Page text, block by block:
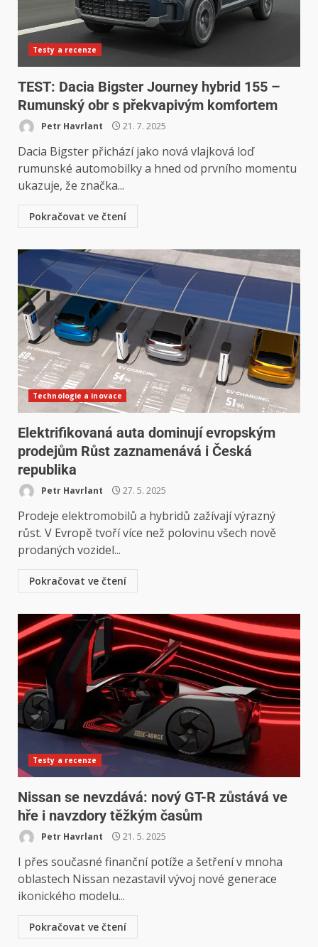
Testy a recenze
TEST: Dacia Bigster Journey hybrid 155 –
Rumunský obr s překvapivým komfortem
Petr Havrlant 21. 7. 2025
Dacia Bigster přichází jako nová vlajková loď
rumunské automobilky a hned od prvního momentu
ukazuje, že značka...
Pokračovat ve čtení
Technologie a inovace
Elektrifikovaná auta dominují evropským
prodejům Růst zaznamenává i Česká
republika
Petr Havrlant 27. 5. 2025
Prodeje elektromobilů a hybridů zažívají výrazný
růst. V Evropě tvoří více než polovinu všech nově
prodaných vozidel...
Pokračovat ve čtení
Testy a recenze
Nissan se nevzdává: nový GT-R zůstává ve
hře i navzdory těžkým časům
Petr Havrlant 21. 5. 2025
I přes současné finanční potíže a šetření v mnoha
oblastech Nissan nezastavil vývoj nové generace
ikonického modelu...
Pokračovat ve čtení